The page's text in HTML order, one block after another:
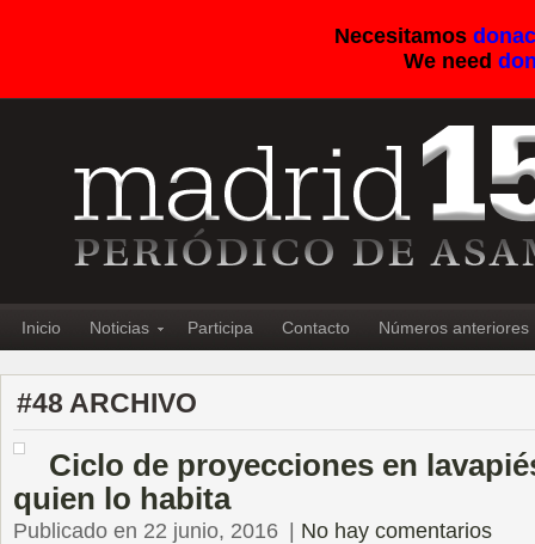
Necesitamos
We need
Inicio Noticias Participa Contacto Números anteriores
#48 ARCHIVO
Ciclo de proyecciones en
quien lo habita
Publicado en 22 junio, 2016 No hay comentarios